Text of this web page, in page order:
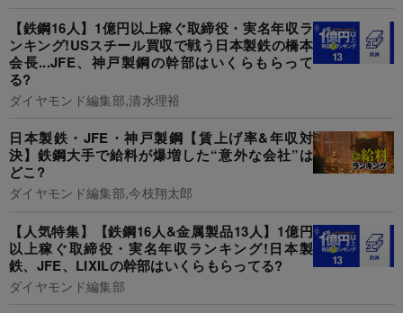
【鉄鋼16人】1億円以上稼ぐ取締役・実名年収ラ
ンキング!USスチール買収で戦う日本製鉄の橋本
会長...JFE、神戸製鋼の幹部はいくらもらって
る?
ダイヤモンド編集部,清水理裕
日本製鉄・JFE・神戸製鋼【賃上げ率&年収対
決】鉄鋼大手で給料が爆増した“意外な会社”は
どこ?
ダイヤモンド編集部,今枝翔太郎
【人気特集】【鉄鋼16人&金属製品13人】1億円
以上稼ぐ取締役・実名年収ランキング!日本製
鉄、JFE、LIXILの幹部はいくらもらってる?
ダイヤモンド編集部